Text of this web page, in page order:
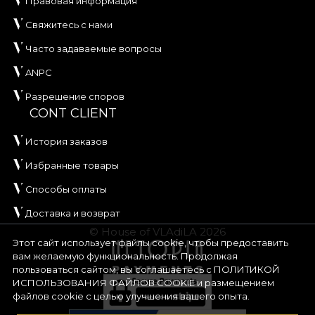
Этот сайт использует файлы cookie, чтобы предоставить
вам желаемую функциональность. Продолжая
пользоваться сайтом, вы соглашаетесь с ПОЛИТИКОЙ
ИСПОЛЬЗОВАНИЯ ФАЙЛОВ COOKIEи размещением
файлов cookie с целью улучшения вашего опыта.
Свяжитесь с нами
Часто задаваемые вопросы
ANPC
Разрешение споров
CONT CLIENT
История заказов
Избранные товары
Способы оплаты
Доставка и возврат
© House of VLAdiLA 2026